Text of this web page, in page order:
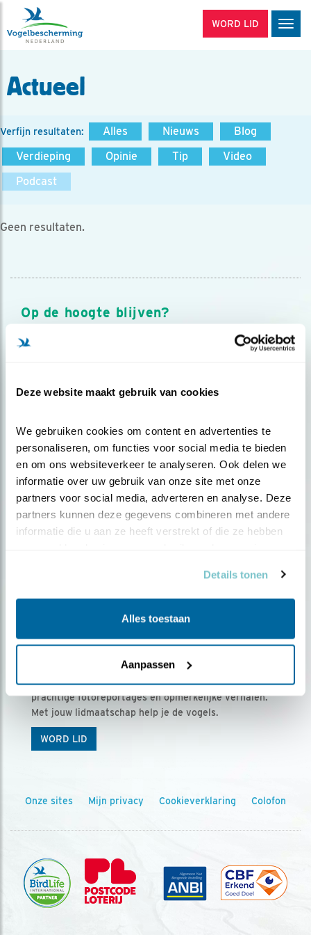
Deze website maakt gebruik van cookies
We gebruiken cookies om content en advertenties te
personaliseren, om functies voor social media te bieden
en om ons websiteverkeer te analyseren. Ook delen we
informatie over uw gebruik van onze site met onze
partners voor social media, adverteren en analyse. Deze
partners kunnen deze gegevens combineren met andere
informatie die u aan ze heeft verstrekt of die ze hebben
Details tonen
Alles toestaan
Aanpassen
WORD LID
Actueel
Verfijn resultaten: Alles Nieuws
Blog
Verdieping
Opinie Tip
Video
Podcast
Geen resultaten.
Op de hoogte blijven?
Meld je aan en ontvang nieuws, inspiratie, acties en tips
over vogels en activiteiten van Vogelbescherming.
Ontvang 5 x Vogels voor € 36,00 per jaar
Vogels is het tijdschrift voor onze leden, met
prachtige fotoreportages en opmerkelijke verhalen.
Met jouw lidmaatschap help je de vogels.
WORD LID
Onze sites Mijn privacy Cookieverklaring Colofon